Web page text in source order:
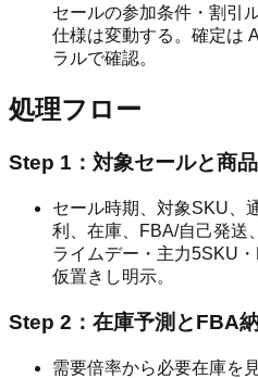
セールの参加条件・割引
仕様は変動する。確定は
ラルで確認。
処理フロー
Step 1：対象セールと商
セール時期、対象SKU、
利、在庫、FBA/自己発送
ライムデー・主力5SKU
仮置きし明示。
Step 2：在庫予測とFBA
需要倍率から必要在庫を